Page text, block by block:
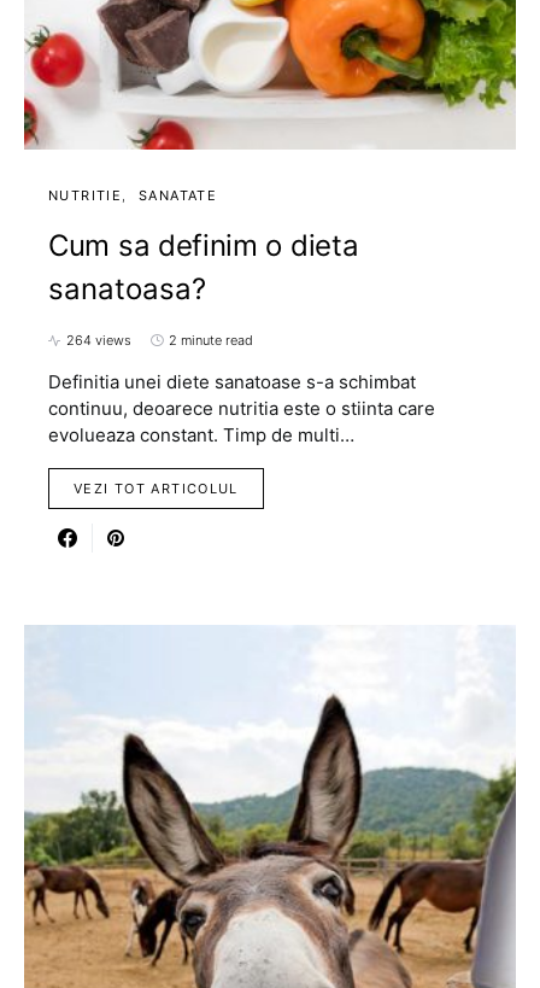
NUTRITIE SANATATE
Cum sa definim o dieta
sanatoasa?
264 views 2 minute read
Definitia unei diete sanatoase s-a schimbat
continuu, deoarece nutritia este o stiinta care
evolueaza constant. Timp de multi…
VEZI TOT ARTICOLUL